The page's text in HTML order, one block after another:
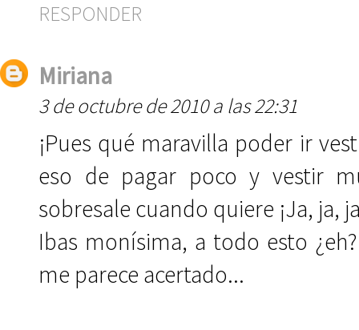
RESPONDER
Miriana
3 de octubre de 2010 a las 22:31
¡Pues qué maravilla poder ir
eso de pagar poco y vestir
sobresale cuando quiere ¡Ja, ja,
Ibas monísima, a todo esto
me parece acertado...